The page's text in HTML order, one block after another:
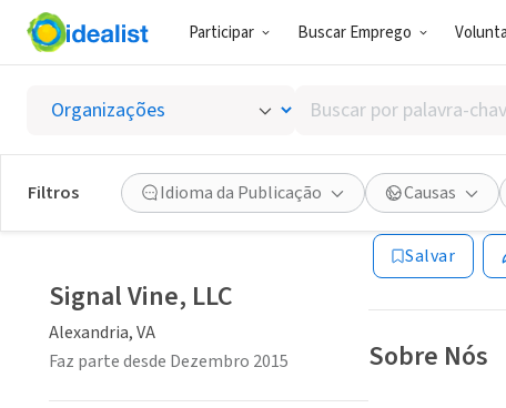
Participar Buscar Emprego
Buscar
por
palavra-
chave,
habilidades
ou
interesses
Filtros Idioma da Publicação Causas
Signal
Alexandria, VA|
Salvar
Sobre Nós
Signal Vine, LLC
Alexandria, VA
Faz parte desde Dezembro 2015